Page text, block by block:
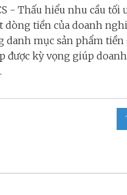
- Thấu hiểu nhu cầu tối
dòng tiền của doanh
danh mục sản phẩm tiền
được kỳ vọng giúp
1